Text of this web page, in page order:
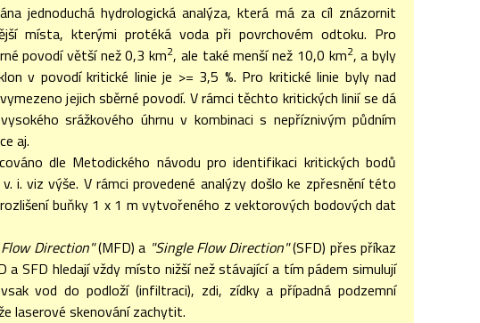
jednoduchá hydrologická analýza, která má za cíl znázornit
místa, kterými protéká voda při povrchovém odtoku. Pro
povodí větší než 0,3 km2, ale také menší než 10,0 km2, a byly
v povodí kritické linie je >= 3,5 %. Pro kritické linie byly nad
jejich sběrné povodí. V rámci těchto kritických linií se dá
srážkového úhrnu v kombinaci s nepříznivým půdním
aj.
dle Metodického návodu pro identifikaci kritických bodů
i. viz výše. V rámci provedené analýzy došlo ke zpřesnění této
buňky 1 x 1 m vytvořeného z vektorových bodových dat
Direction"(MFD) a "Single Flow Direction"(SFD) přes příkaz
SFD hledají vždy místo nižší než stávající a tím pádem simulují
vod do podloží (infiltraci), zdi, zídky a případná podzemní
laserové skenování zachytit.